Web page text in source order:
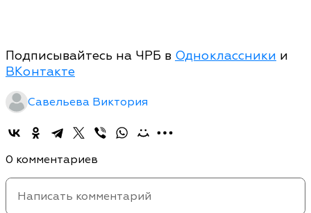
Подписывайтесь на ЧРБ в Одноклассники и
ВКонтакте
Савельева Виктория
0 комментариев